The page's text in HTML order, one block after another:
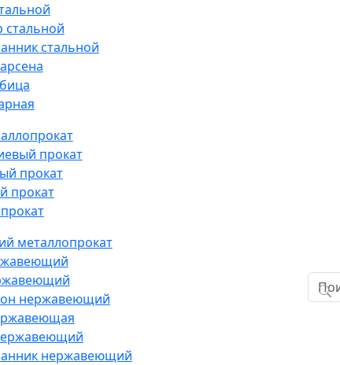
стальной
прокат
прокат
прокат
металлопрокат
нержавеющий
нержавеющий